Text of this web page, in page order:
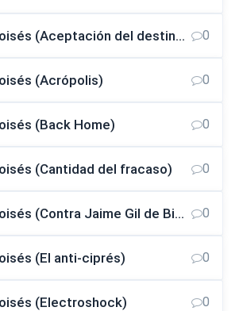
La Zarza de Moisés (Aceptación del destino propio) (Sagitario) 0
(Acrópolis) 0
(Back Home) 0
(Cantidad del fracaso) 0
La Zarza de Moisés (Contra Jaime Gil de Biedma) 0
(El anti-ciprés) 0
(Electroshock) 0